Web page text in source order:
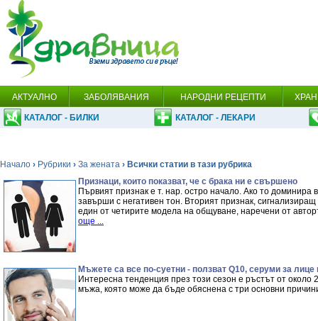
АКТУАЛНО ЗАБОЛЯВАНИЯ НАРОДНИ РЕЦЕПТИ
КАТАЛОГ - БИЛКИ КАТАЛОГ - ЛЕКАРИ
Начало › Рубрики › За жената › Всички статии в тази рубрика
Признаци, които показват, че с брака ни е свършено
Първият признак е т. нар. остро начало. Ако то
завърши с негативен тон. Вторият признак,
един от четирите модела на общуване, наречени от
още ...
Мъжете са все по-суетни - ползват Q10, серуми за
Интересна тенденция през този сезон е ръстът от около
мъжа, която може да бъде обяснена с три основни